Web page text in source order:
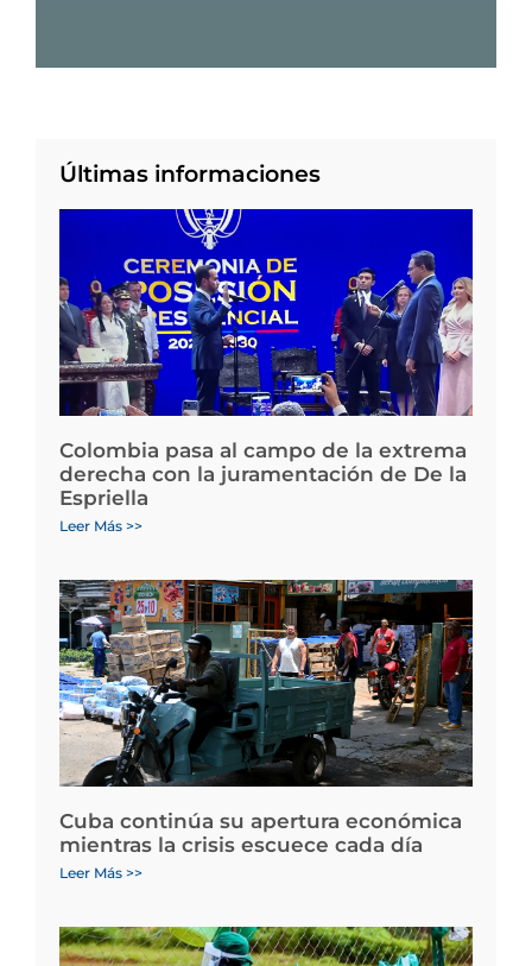
Últimas informaciones
Colombia pasa al campo de la extrema
derecha con la juramentación de De la
Espriella
Leer Más >>
Cuba continúa su apertura económica
mientras la crisis escuece cada día
Leer Más >>